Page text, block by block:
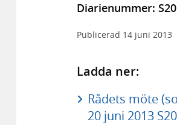
Diarienummer:
Publicerad 14 juni 2013
Ladda ner:
Rådets möte
20 juni 2013